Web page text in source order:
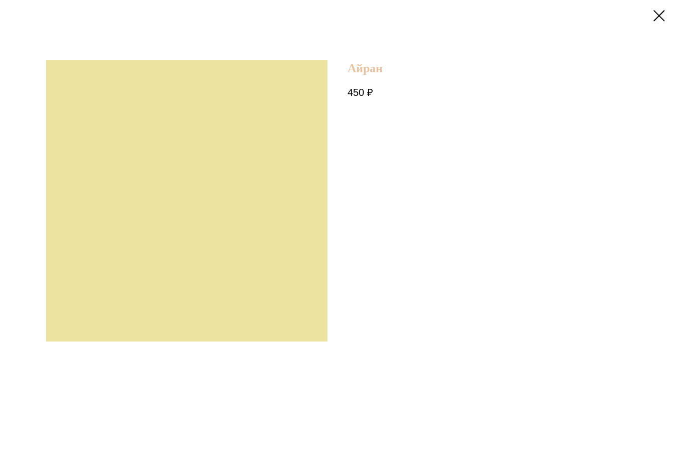
Айран
450 ₽